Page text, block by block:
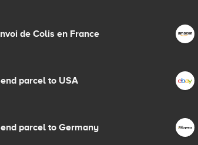
de Colis en France
parcel to USA
parcel to Germany